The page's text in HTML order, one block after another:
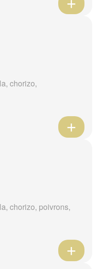
chorizo,
chorizo, poivrons,